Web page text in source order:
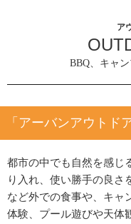
ア
BBQ、キャ
「アーバンアウトド
都市の中でも自然を感じ
り入れ、使い勝手の良さ
など外での食事や、キャ
体験、プール遊びや天体